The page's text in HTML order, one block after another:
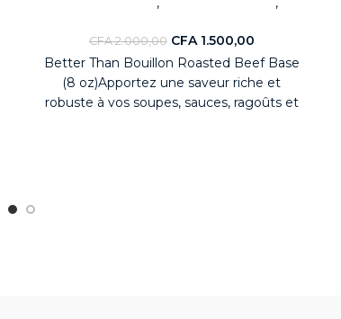
CFA2.000,00 CFA1.500,00
Better Than Bouillon Roasted Beef Base
(8 oz)Apportez une saveur riche et
robuste à vos soupes, sauces, ragoûts et